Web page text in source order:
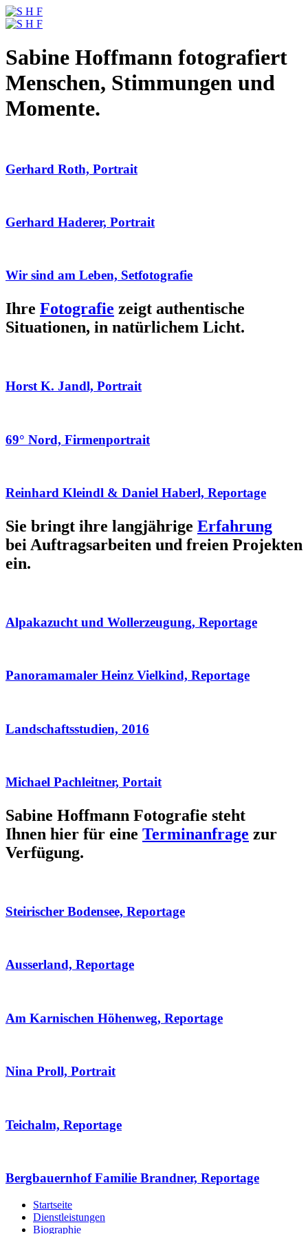
Sabine Hoffmann fotografiert
Menschen, Stimmungen und
Momente.
Gerhard Roth, Portrait
Gerhard Haderer, Portrait
Wir sind am Leben, Setfotografie
Ihre Fotografie zeigt authentische
Situationen, in natürlichem Licht.
Horst K. Jandl, Portrait
69° Nord, Firmenportrait
Reinhard Kleindl & Daniel Haberl, Reportage
Sie bringt ihre langjährige Erfahrung
bei Auftragsarbeiten und freien Projekten
ein.
Alpakazucht und Wollerzeugung, Reportage
Panoramamaler Heinz Vielkind, Reportage
Landschaftsstudien, 2016
Michael Pachleitner, Portait
Sabine Hoffmann Fotografie steht
Ihnen hier für eine Terminanfrage zur
Verfügung.
Steirischer Bodensee, Reportage
Ausserland, Reportage
Am Karnischen Höhenweg, Reportage
Nina Proll, Portrait
Teichalm, Reportage
Bergbauernhof Familie Brandner, Reportage
Startseite
Dienstleistungen
Biographie